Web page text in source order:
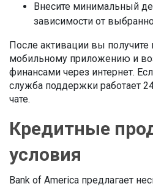
Внесите минимальный
зависимости от
После активации вы получите
мобильному приложению и
финансами через интернет.
служба поддержки работает
чате.
Кредитные
условия
Bank of America предлагает